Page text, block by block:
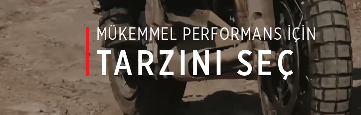
MÜKEMMEL PERFORMANS İÇİN
TARZINI SEÇ